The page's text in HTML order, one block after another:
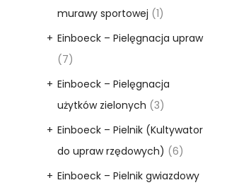
murawy sportowej (1)
Einboeck – Pielęgnacja upraw
(7)
Einboeck – Pielęgnacja
użytków zielonych (3)
Einboeck – Pielnik (Kultywator
do upraw rzędowych) (6)
Einboeck – Pielnik gwiazdowy